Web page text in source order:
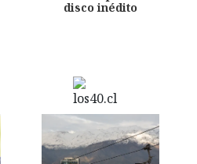
disco inédito